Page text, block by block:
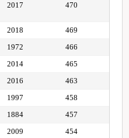
2017 470
2018
469
1972
466
2014
465
2016
463
1997
458
1884
457
2009 454